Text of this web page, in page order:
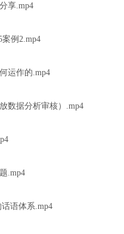
享.mp4
案例2.mp4
运作的.mp4
数据分析审核）.mp4
.mp4
语体系.mp4